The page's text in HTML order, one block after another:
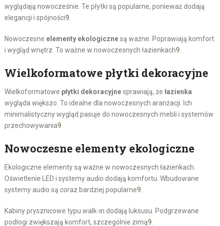
wyglądają nowocześnie. Te płytki są popularne, ponieważ dodają
elegancji i spójności9.
Nowoczesne elementy ekologicznesą ważne. Poprawiają komfort
i wygląd wnętrz. To ważne w nowoczesnych łazienkach9.
Wielkoformatowe płytki dekoracyjne
Wielkoformatowe płytki dekoracyjnesprawiają, że łazienka
wygląda większo. To idealne dla nowoczesnych aranżacji. Ich
minimalistyczny wygląd pasuje do nowoczesnych mebli i systemów
przechowywania9.
Nowoczesne elementy ekologiczne
Ekologiczne elementy są ważne w nowoczesnych łazienkach.
Oświetlenie LED i systemy audio dodają komfortu. Wbudowane
systemy audio są coraz bardziej popularne9.
Kabiny prysznicowe typu walk-in dodają luksusu. Podgrzewane
podłogi zwiększają komfort, szczególnie zimą9.